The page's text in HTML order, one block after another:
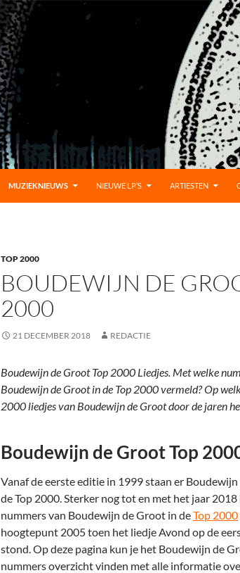
MUZIEKNIEUWS
NIEUWE LP’S ARTIESTEN
TOP 2000
BOUDEWIJN DE
2000
21 DECEMBER 2018 REDACTIE
Boudewijn de Groot Top 2000 Liedjes. Met welke
Boudewijn de Groot in de Top 2000 vermeld? Op
2000 liedjes van Boudewijn de Groot door de jaren
Boudewijn de Groot Top
Vanaf de eerste editie in 1999 staan er
de Top 2000. Sterker nog tot en met het jaar
nummers van Boudewijn de Groot in deTop 2000
hoogtepunt 2005 toen het liedje Avond op de
stond. Op deze pagina kun je het Boudewijn de
nummers overzicht vinden met alle informatie